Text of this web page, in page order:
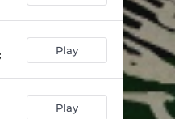
02:20
03:04
Play
Play